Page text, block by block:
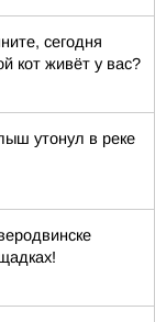
сегодня
кот живёт у вас?
утонул в реке